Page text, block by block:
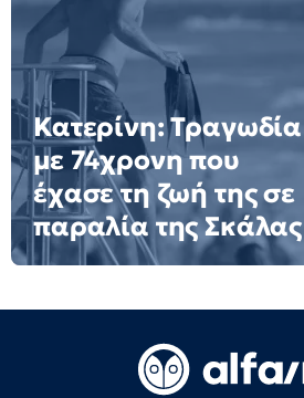
Κατερίνη: Τραγωδία
με 74χρονη που
έχασε τη ζωή της σε
παραλία της Σκάλας